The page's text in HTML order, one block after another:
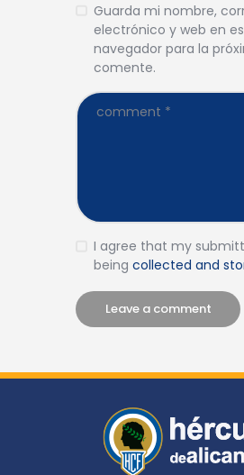
Guarda mi nombre,
electrónico y web en
navegador para la
comente.
I agree that my
being collected and